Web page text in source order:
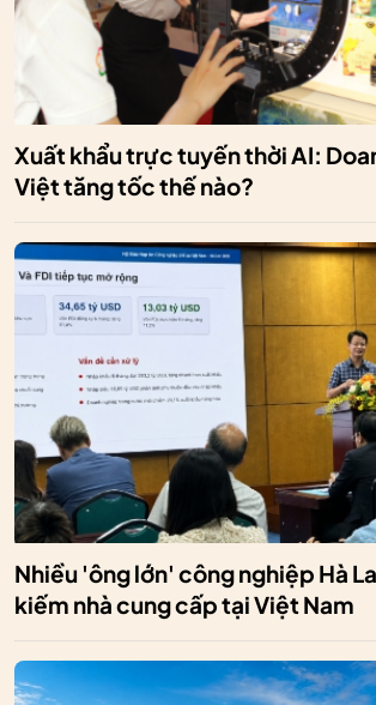
Xuất khẩu trực tuyến thời AI:
Việt tăng tốc thế nào?
Nhiều 'ông lớn' công nghiệp Hà
kiếm nhà cung cấp tại Việt Nam